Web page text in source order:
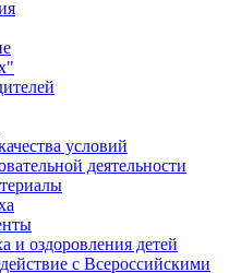
условий
деятельности
и оздоровления детей
с Всероссийскими